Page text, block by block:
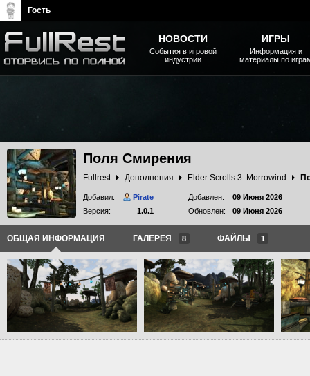
Поля Смирения
Fullrest Дополнения Elder Scrolls 3: Morrowind
Добавил:
Pirate
Версия:
1.0.1
Добавлен:
09 Июня 2026
Обновлен:
09 Июня 2026
ОБЩАЯ ИНФОРМАЦИЯ ГАЛЕРЕЯ 8 ФАЙЛЫ 1
НОВОСТИ
События в игровой
индустрии
ИГРЫ
Информация и
материалы по
Гость